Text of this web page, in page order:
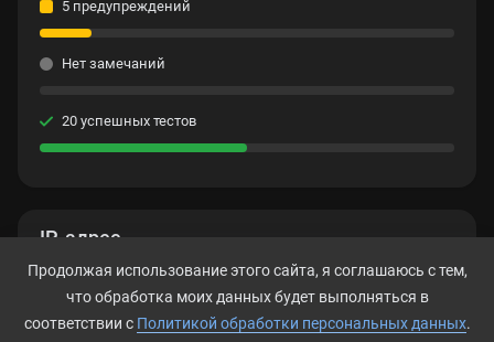
IP-адрес
185.149.120.127
5 предупреждений
Нет замечаний
20 успешных тестов
Продолжая использование этого сайта, я соглашаюсь с тем,
что обработка моих данных будет выполняться в
соответствии с Политикой обработки персональных данных.